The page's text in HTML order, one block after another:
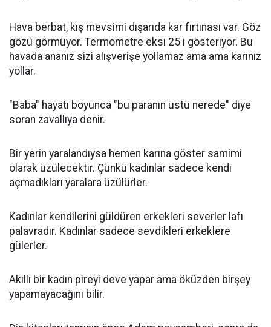
Hava berbat, kış mevsimi dışarıda kar fırtınası var. Göz
gözü görmüyor. Termometre eksi 25 i gösteriyor. Bu
havada ananız sizi alışverişe yollamaz ama ama karınız
yollar.
"Baba" hayatı boyunca "bu paranın üstü nerede" diye
soran zavallıya denir.
Bir yerin yaralandıysa hemen karına göster samimi
olarak üzülecektir. Çünkü kadınlar sadece kendi
açmadıkları yaralara üzülürler.
Kadınlar kendilerini güldüren erkekleri severler lafı
palavradır. Kadınlar sadece sevdikleri erkeklere
gülerler.
Akıllı bir kadın pireyi deve yapar ama öküzden birşey
yapamayacağını bilir.